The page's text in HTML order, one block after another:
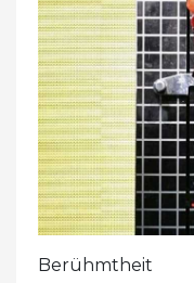
Berühmtheit